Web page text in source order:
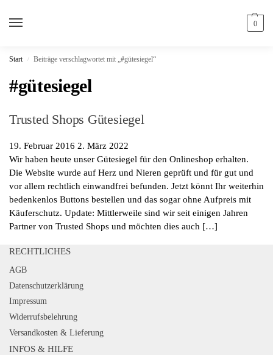
0
Start / Beiträge verschlagwortet mit „#gütesiegel“
#gütesiegel
Trusted Shops Gütesiegel
19. Februar 2016 2. März 2022
Wir haben heute unser Gütesiegel für den Onlineshop erhalten.
Die Website wurde auf Herz und Nieren geprüft und für gut und
vor allem rechtlich einwandfrei befunden. Jetzt könnt Ihr weiterhin
bedenkenlos Buttons bestellen und das sogar ohne Aufpreis mit
Käuferschutz. Update: Mittlerweile sind wir seit einigen Jahren
Partner von Trusted Shops und möchten dies auch […]
RECHTLICHES
AGB
Datenschutzerklärung
Impressum
Widerrufsbelehrung
Versandkosten & Lieferung
INFOS & HILFE